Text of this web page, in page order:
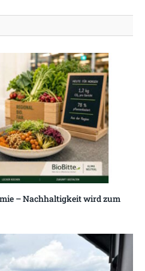
– Nachhaltigkeit wird zum